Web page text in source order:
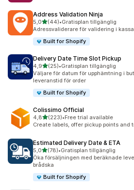
Address Validation Ninja
5,0av 5 stjärnor
(44)
44 recensioner totalt
•Gratisplan tillgänglig
Adressvaliderare för validering i
Built for Shopify
Delivery Date Time Slot Pickup
4,9av 5 stjärnor
(25)
25 recensioner totalt
•Gratisplan tillgänglig
Väljare för datum för upphämtning i
leveranstid för order
Built for Shopify
Colissimo Official
4,8av 5 stjärnor
(223)
223 recensioner totalt
•Free trial available
Create labels, offer pickup points and
Estimated Delivery Date & ETA
5,0av 5 stjärnor
(78)
78 recensioner totalt
•Gratisplan tillgänglig
Öka försäljningen med beräknade
brådska
Built for Shopify